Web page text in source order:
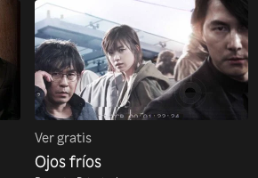
Ver gratis
Ojos fríos